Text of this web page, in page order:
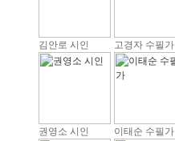
김안로 시인 고경자 수필가
권영소 시인 이태순 수필가